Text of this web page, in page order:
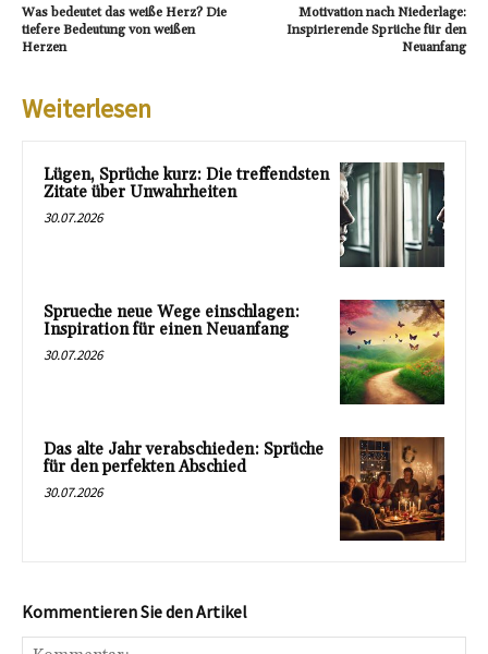
Was bedeutet das weiße Herz? Die
tiefere Bedeutung von weißen
Herzen
Motivation nach Niederlage:
Inspirierende Sprüche für den
Neuanfang
Weiterlesen
Lügen, Sprüche kurz: Die treffendsten
Zitate über Unwahrheiten
30.07.2026
Sprueche neue Wege einschlagen:
Inspiration für einen Neuanfang
30.07.2026
Das alte Jahr verabschieden: Sprüche
für den perfekten Abschied
30.07.2026
Kommentieren Sie den Artikel